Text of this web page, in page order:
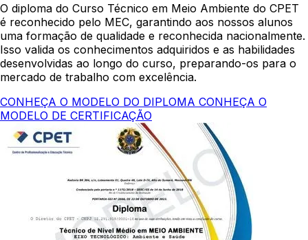
O diploma do Curso Técnico em Meio Ambiente do CPET
é reconhecido pelo MEC, garantindo aos nossos alunos
uma formação de qualidade e reconhecida nacionalmente.
Isso valida os conhecimentos adquiridos e as habilidades
desenvolvidas ao longo do curso, preparando-os para o
mercado de trabalho com excelência.
CONHEÇA O MODELO DO DIPLOMA CONHEÇA O
MODELO DE CERTIFICAÇÃO